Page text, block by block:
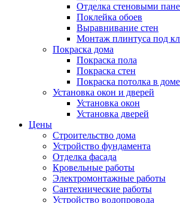
Отделка стеновыми
Поклейка обоев
Выравнивание стен
Монтаж плинтуса под
Покраска дома
Покраска пола
Покраска стен
Покраска потолка в доме
Установка окон и дверей
Установка окон
Установка дверей
Цены
Строительство дома
Устройство фундамента
Отделка фасада
Кровельные работы
Электромонтажные работы
Сантехнические работы
Устройство водопровода